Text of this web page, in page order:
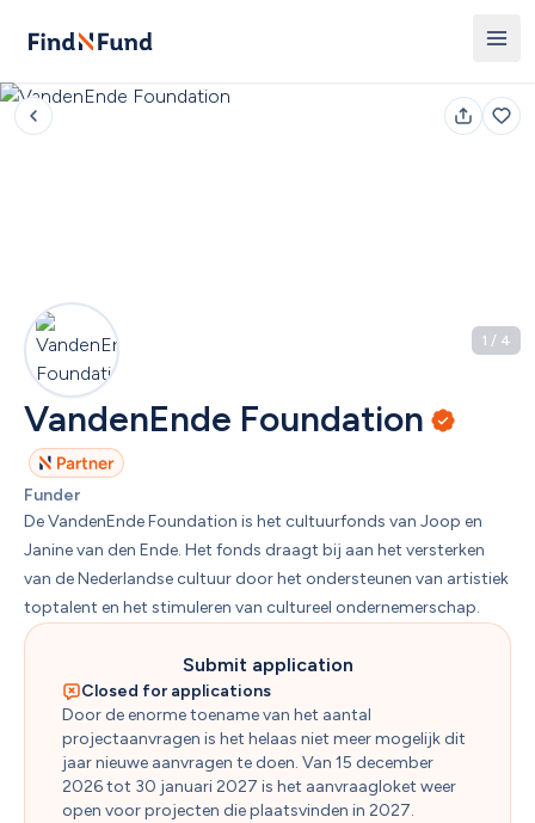
1 / 4
VandenEnde Foundation
Funder
De VandenEnde Foundation is het cultuurfonds van Joop en
Janine van den Ende. Het fonds draagt bij aan het versterken
van de Nederlandse cultuur door het ondersteunen van artistiek
toptalent en het stimuleren van cultureel ondernemerschap.
Submit application
Closed for applications
Door de enorme toename van het aantal
projectaanvragen is het helaas niet meer mogelijk dit
jaar nieuwe aanvragen te doen. Van 15 december
2026 tot 30 januari 2027 is het aanvraagloket weer
open voor projecten die plaatsvinden in 2027.